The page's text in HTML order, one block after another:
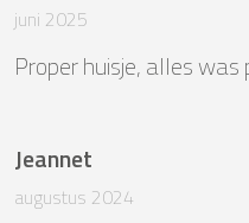
juni 2025
Proper huisje, alles was
Jeannet
augustus 2024